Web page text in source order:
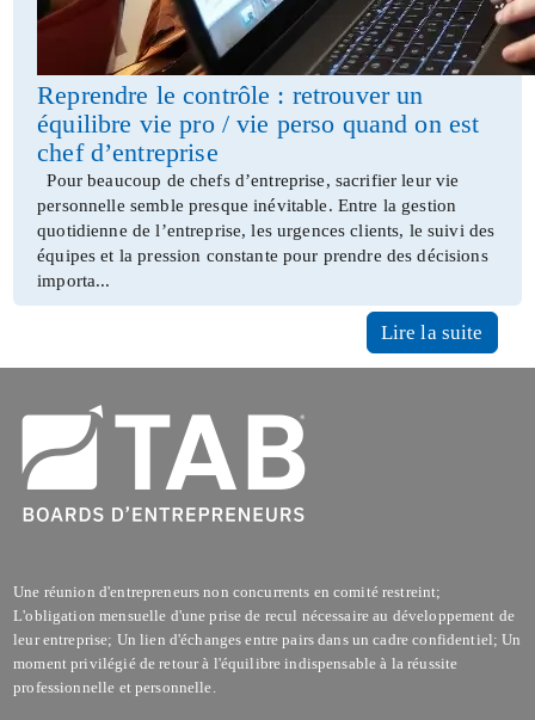
Reprendre le contrôle : retrouver un
équilibre vie pro / vie perso quand on est
chef d’entreprise
Pour beaucoup de chefs d’entreprise, sacrifier leur vie
personnelle semble presque inévitable. Entre la gestion
quotidienne de l’entreprise, les urgences clients, le suivi des
équipes et la pression constante pour prendre des décisions
importa...
Lire la suite
Une réunion d'entrepreneurs non concurrents en comité restreint;
L'obligation mensuelle d'une prise de recul nécessaire au développement de
leur entreprise; Un lien d'échanges entre pairs dans un cadre confidentiel; Un
moment privilégié de retour à l'équilibre indispensable à la réussite
professionnelle et personnelle.